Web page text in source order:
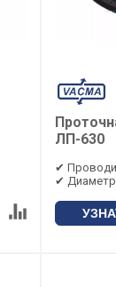
ЛП-630
✔
✔ Диаметр